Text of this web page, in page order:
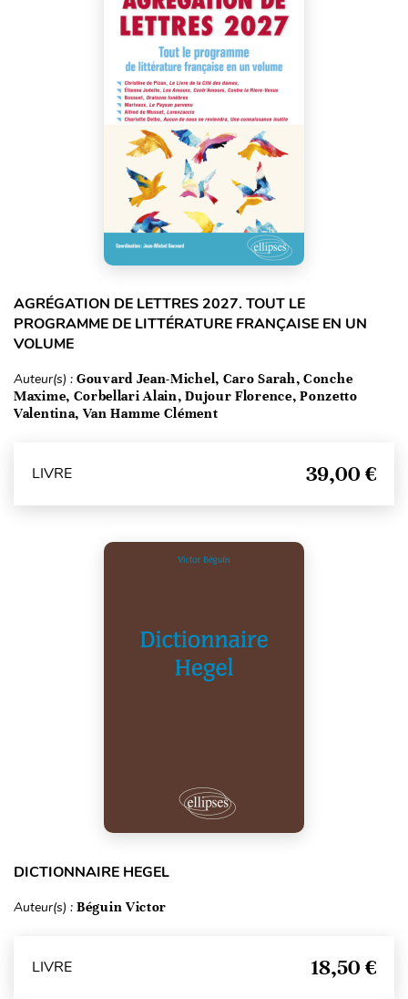
AGRÉGATION DE LETTRES 2027. TOUT LE
PROGRAMME DE LITTÉRATURE FRANÇAISE EN UN
VOLUME
Auteur(s) : Gouvard Jean-Michel, Caro Sarah, Conche
Maxime, Corbellari Alain, Dujour Florence, Ponzetto
Valentina, Van Hamme Clément
LIVRE 39,00 €
DICTIONNAIRE HEGEL
Auteur(s) : Béguin Victor
LIVRE 18,50 €